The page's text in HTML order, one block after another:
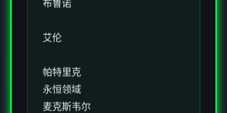
布鲁诺
艾伦
帕特里克
永恒领域
麦克斯韦尔